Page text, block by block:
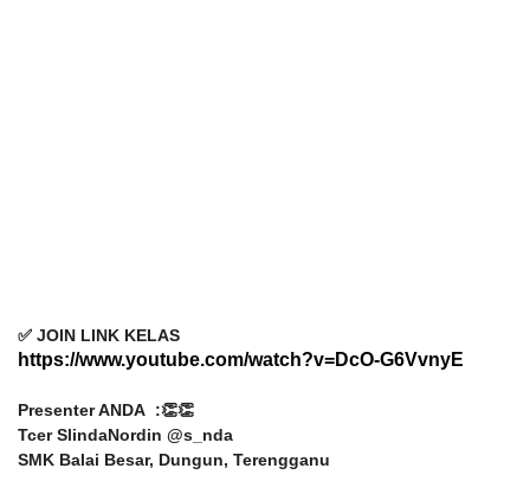
✅ JOIN LINK KELAS
https://www.youtube.com/watch?v=DcO-G6VvnyE
Presenter ANDA :👏👏
Tcer SlindaNordin @s_nda
SMK Balai Besar, Dungun, Terengganu